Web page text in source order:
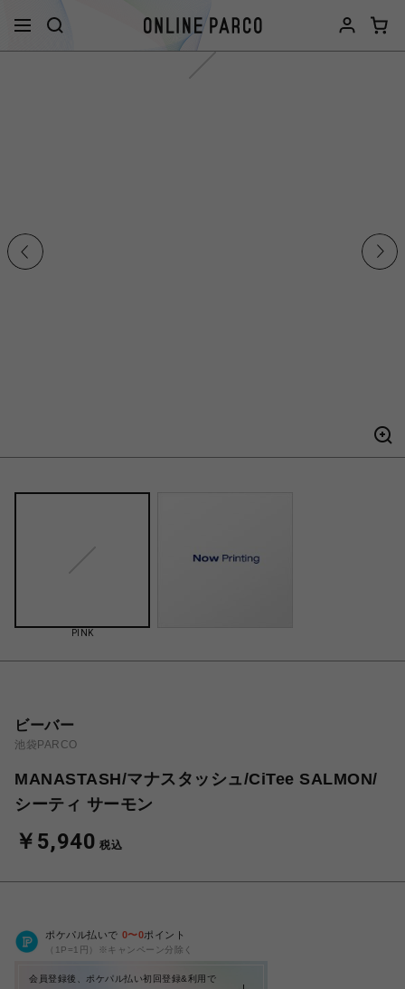
PINK
ビーバー
池袋PARCO
MANASTASH/マナスタッシュ/CiTee SALMON/
シーティ サーモン
￥5,940 税込
ポケパル払いで 0〜0ポイント
（1P=1円）※キャンペーン分除く
会員登録後、ポケパル払い初回登録&利用で